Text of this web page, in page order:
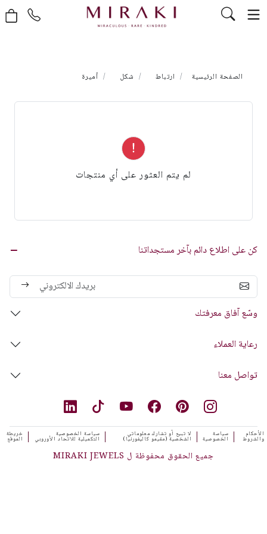
الصفحة الرئيسية ارتباط شكل أميرة
لم يتم العثور على أي منتجات
كن على اطلاع دائم بآخر مستجداتنا
وسّع آفاق معرفتك
رعاية العملاء
تواصل معنا
الأحكام
والشروط
سياسة
الخصوصية
لا تبيع أو تشارك معلوماتي
الشخصية (مقيمو كاليفورنيا)
سياسة الخصوصية
التكميلية للاتحاد الأوروبي
خريطة
الموقع
جميع الحقوق محفوظة ل MIRAKI JEWELS